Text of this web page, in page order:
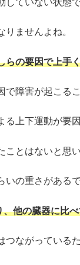
りませんよね。
らの要因で上手
で障害が起こる
る上下運動が要
ことはないと思い
いの重さがある
他の臓器に比
つながっているた